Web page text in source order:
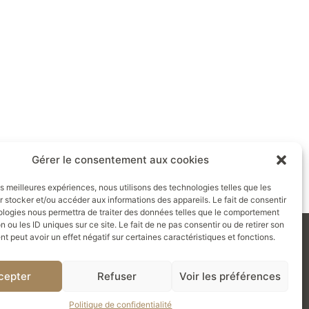
Gérer le consentement aux cookies
meilleures expériences, nous utilisons des technologies telles que les
stocker et/ou accéder aux informations des appareils. Le fait de consentir
nous permettra de traiter des données telles que le comportement
ou les ID uniques sur ce site. Le fait de ne pas consentir ou de retirer son
peut avoir un effet négatif sur certaines caractéristiques et fonctions.
Refuser Voir les préférences
Politique de confidentialité